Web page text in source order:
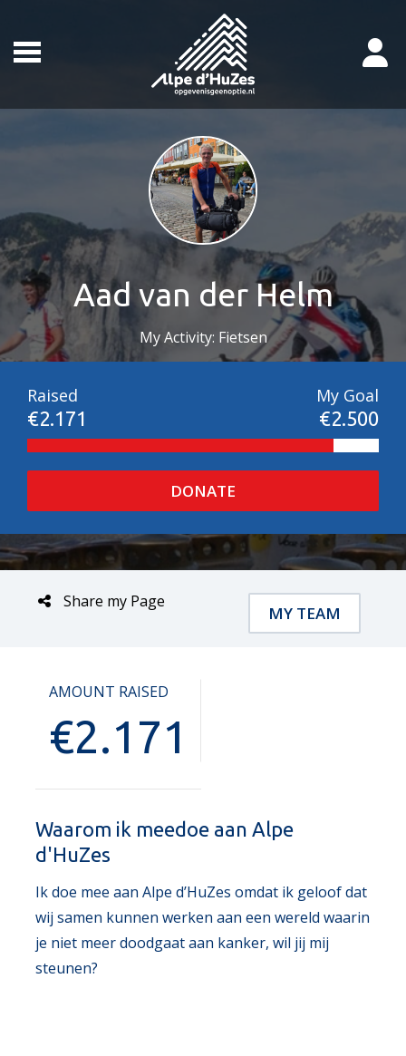
Aad van der Helm
My Activity: Fietsen
Raised
€2.171
My Goal
€2.500
DONATE
Share my Page
MY TEAM
AMOUNT RAISED
€2.171
Waarom ik meedoe aan Alpe
d'HuZes
Ik doe mee aan Alpe d’HuZes omdat ik geloof dat
wij samen kunnen werken aan een wereld waarin
je niet meer doodgaat aan kanker, wil jij mij
steunen?